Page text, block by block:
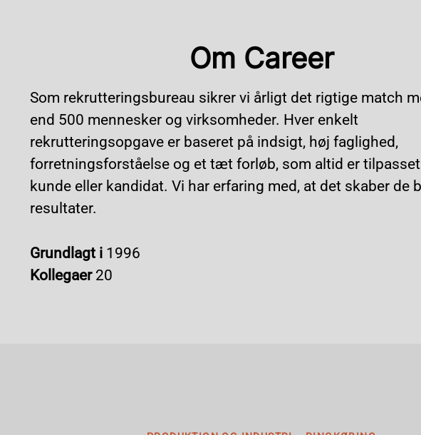
Om Career
Som rekrutteringsbureau sikrer vi årligt det rigtige match
end 500 mennesker og virksomheder. Hver enkelt
rekrutteringsopgave er baseret på indsigt, høj faglighed,
forretningsforståelse og et tæt forløb, som altid er
kunde eller kandidat. Vi har erfaring med, at det skaber de
resultater.
Grundlagt i 1996
Kollegaer 20